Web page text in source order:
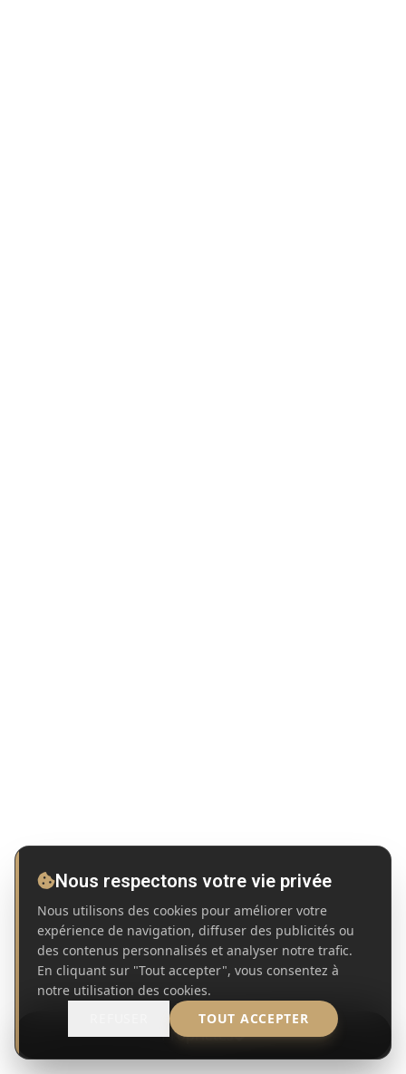
Propriétés
Nous respectons votre vie privée
Nous utilisons des cookies pour améliorer votre
expérience de navigation, diffuser des publicités ou
des contenus personnalisés et analyser notre trafic.
En cliquant sur "Tout accepter", vous consentez à
notre utilisation des cookies.
TOUT ACCEPTER